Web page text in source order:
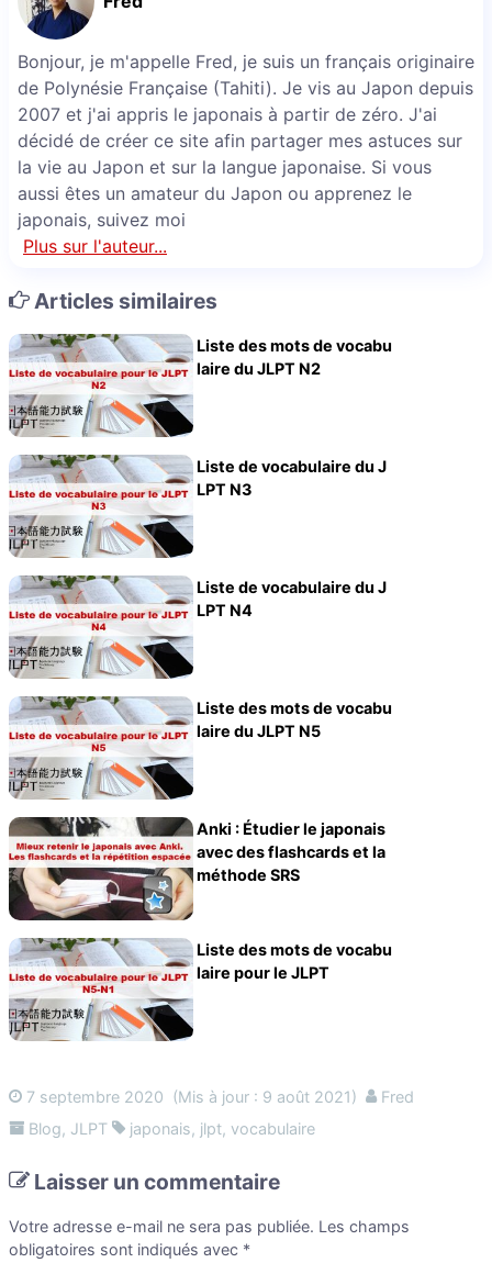
Bonjour, je m'appelle Fred, je suis un français originaire
de Polynésie Française (Tahiti). Je vis au Japon depuis
2007 et j'ai appris le japonais à partir de zéro. J'ai
décidé de créer ce site afin partager mes astuces sur
la vie au Japon et sur la langue japonaise. Si vous
aussi êtes un amateur du Japon ou apprenez le
japonais, suivez moi
Plus sur l'auteur...
Articles similaires
Liste des mots de vocabu
laire du JLPT N2
Liste de vocabulaire du J
LPT N3
Liste de vocabulaire du J
LPT N4
Liste des mots de vocabu
laire du JLPT N5
Anki : Étudier le japonais
avec des flashcards et la
méthode SRS
Liste des mots de vocabu
laire pour le JLPT
7 septembre 2020 (Mis à jour : 9 août 2021)
Fred
Blog, JLPT japonais, jlpt, vocabulaire
Laisser un commentaire
Votre adresse e-mail ne sera pas publiée. Les champs
obligatoires sont indiqués avec *